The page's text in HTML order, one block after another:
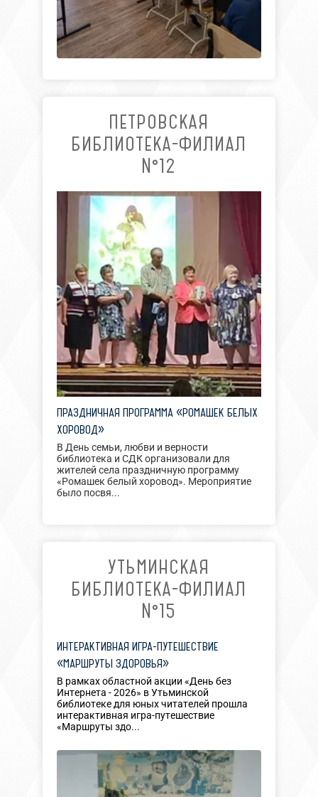
ПЕТРОВСКАЯ
БИБЛИОТЕКА-ФИЛИАЛ
№12
ПРАЗДНИЧНАЯ ПРОГРАММА «РОМАШЕК БЕЛЫХ
ХОРОВОД»
В День семьи, любви и верности
библиотека и СДК организовали для
жителей села праздничную программу
«Ромашек белый хоровод». Мероприятие
было посвя...
УТЬМИНСКАЯ
БИБЛИОТЕКА-ФИЛИАЛ
№15
ИНТЕРАКТИВНАЯ ИГРА-ПУТЕШЕСТВИЕ
«МАРШРУТЫ ЗДОРОВЬЯ»
В рамках областной акции «День без
Интернета - 2026» в Утьминской
библиотеке для юных читателей прошла
интерактивная игра-путешествие
«Маршруты здо...